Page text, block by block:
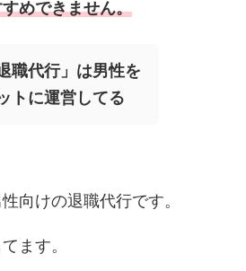
めできません。
職代行」は男性を
トに運営してる
向けの退職代行です。
ます。